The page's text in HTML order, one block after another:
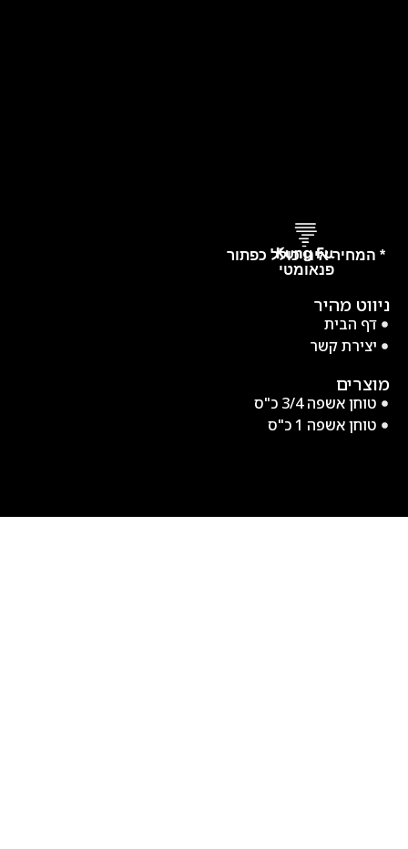
* המחיר אינו כולל כפתור
פנאומטי
ניווט מהיר
דף הבית
יצירת קשר
מוצרים
טוחן אשפה 3/4 כ"ס
טוחן אשפה 1 כ"ס